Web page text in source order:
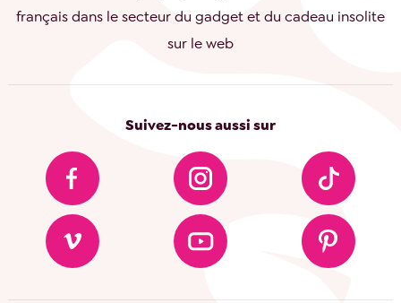
français dans le secteur du gadget et du cadeau insolite
sur le web
Suivez-nous aussi sur